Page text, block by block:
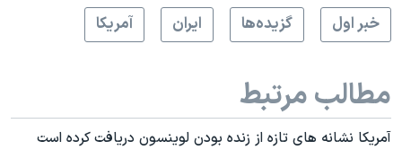
خبر اول
گزيده‌ها ايران آمريکا
مطالب مرتبط
آمریکا نشانه های تازه از زنده بودن لوینسون دریافت کرده است